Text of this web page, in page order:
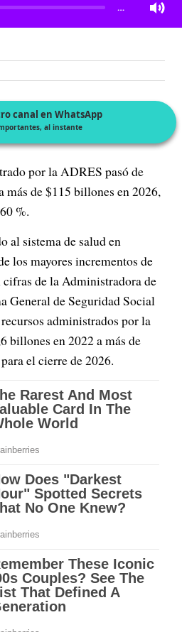
…
canal en WhatsApp
al instante
por la ADRES pasó de
más de $115 billones en 2026,
%.
al sistema de salud en
los mayores incrementos de
de la Administradora de
General de Seguridad Social
administrados por la
billones en 2022 a más de
el cierre de 2026.